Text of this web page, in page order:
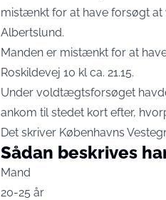
mistænkt for at have forsøgt at
Albertslund.
Manden er mistænkt for at
Roskildevej 10 kl ca. 21.15.
Under voldtægtsforsøget
ankom til stedet kort efter,
Det skriver Københavns
Sådan beskrives
Mand
20-25 år